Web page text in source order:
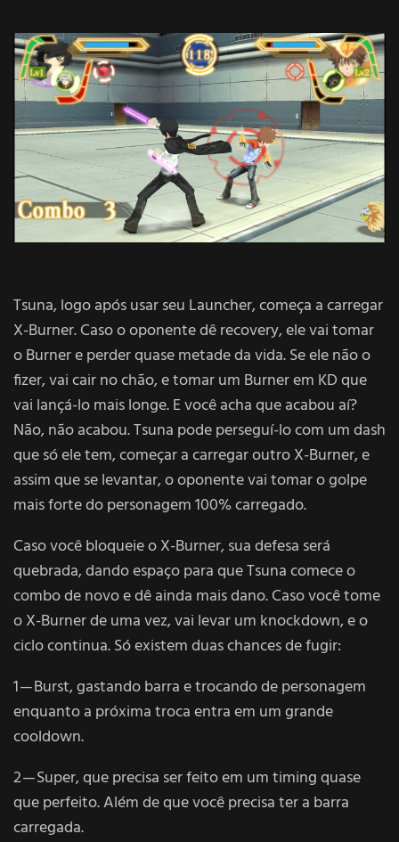
Tsuna, logo após usar seu Launcher, começa a carregar
X-Burner. Caso o oponente dê recovery, ele vai tomar
o Burner e perder quase metade da vida. Se ele não o
fizer, vai cair no chão, e tomar um Burner em KD que
vai lançá-lo mais longe. E você acha que acabou aí?
Não, não acabou. Tsuna pode perseguí-lo com um dash
que só ele tem, começar a carregar outro X-Burner, e
assim que se levantar, o oponente vai tomar o golpe
mais forte do personagem 100% carregado.
Caso você bloqueie o X-Burner, sua defesa será
quebrada, dando espaço para que Tsuna comece o
combo de novo e dê ainda mais dano. Caso você tome
o X-Burner de uma vez, vai levar um knockdown, e o
ciclo continua. Só existem duas chances de fugir:
1 — Burst, gastando barra e trocando de personagem
enquanto a próxima troca entra em um grande
cooldown.
2 — Super, que precisa ser feito em um timing quase
que perfeito. Além de que você precisa ter a barra
carregada.